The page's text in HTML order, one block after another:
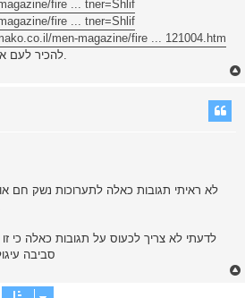
fire ... tner=Shlif
fire ... tner=Shlif
men-magazine/fire ... 121004.htm
לא ראיתי תגובות כאלה לתערוכות נשק חם
לדעתי לא צריך לכעוס על תגובות כאלה כי
סביבה